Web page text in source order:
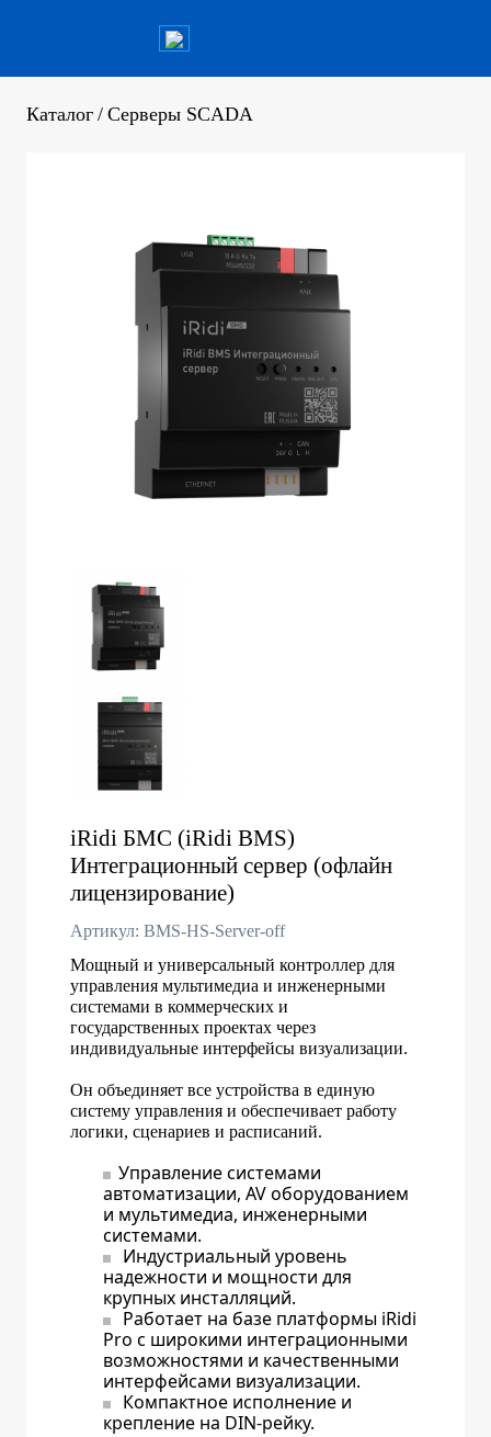
Каталог / Серверы SCADA
iRidi БМС (iRidi BMS)
Интеграционный сервер (офлайн
лицензирование)
Артикул: BMS-HS-Server-off
Мощный и универсальный контроллер для
управления мультимедиа и инженерными
системами в коммерческих и
государственных проектах через
индивидуальные интерфейсы визуализации.
Он объединяет все устройства в единую
систему управления и обеспечивает работу
логики, сценариев и расписаний.
Управление системами
автоматизации, AV оборудованием
и мультимедиа, инженерными
системами.
Индустриальный уровень
надежности и мощности для
крупных инсталляций.
Работает на базе платформы iRidi
Pro с широкими интеграционными
возможностями и качественными
интерфейсами визуализации.
Компактное исполнение и
крепление на DIN-рейку.